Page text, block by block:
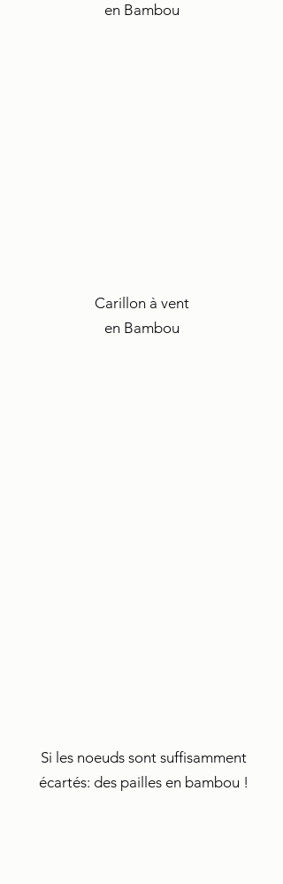
en Bambou
Carillon à vent
en Bambou
Si les noeuds sont suffisamment
écartés: des pailles en bambou !